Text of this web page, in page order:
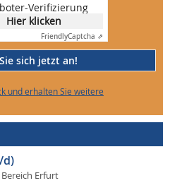
Verifizierung
Hier klicken
FriendlyCaptcha ⇗
sich jetzt an!
und erhalten Sie weitere
d)
Erfurt